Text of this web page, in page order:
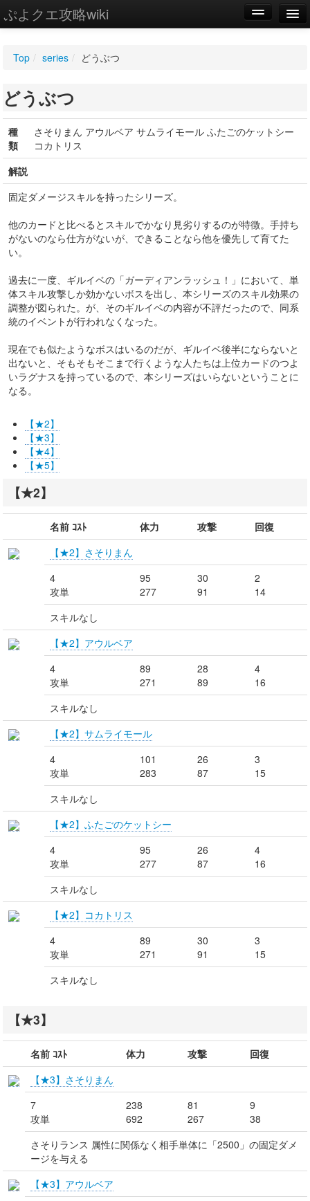
ぷよクエ攻略wiki
WIKI
設定
Top / series / どうぶつ
どうぶつ
種
類
さそりまん アウルベア サムライモール ふたごのケットシー
コカトリス
解説
固定ダメージスキルを持ったシリーズ。
他のカードと比べるとスキルでかなり見劣りするのが特徴。手持ち
がないのなら仕方がないが、できることなら他を優先して育てた
い。
過去に一度、ギルイベの「ガーディアンラッシュ！」において、単
体スキル攻撃しか効かないボスを出し、本シリーズのスキル効果の
調整が図られた。が、そのギルイベの内容が不評だったので、同系
統のイベントが行われなくなった。
現在でも似たようなボスはいるのだが、ギルイベ後半にならないと
出ないと、そもそもそこまで行くような人たちは上位カードのつよ
いラグナスを持っているので、本シリーズはいらないということに
なる。
【★2】
【★3】
【★4】
【★5】
【★2】
名前 ｺｽﾄ 体力 攻撃
回復
【★2】さそりまん
4
攻単
95
277
30
91
2
14
スキルなし
【★2】アウルベア
4
攻単
89
271
28
89
4
16
スキルなし
【★2】サムライモール
4
攻単
101
283
26
87
3
15
スキルなし
【★2】ふたごのケットシー
4
攻単
95
277
26
87
4
16
スキルなし
【★2】コカトリス
4
攻単
89
271
30
91
3
15
スキルなし
【★3】
名前 ｺｽﾄ 体力 攻撃
回復
【★3】さそりまん
7
攻単
238
692
81
267
9
38
さそりランス 属性に関係なく相手単体に「2500」の固定ダメ
ージを与える
【★3】アウルベア